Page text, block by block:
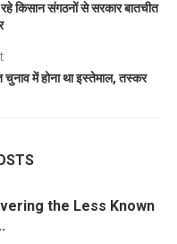
किसान संगठनों से सरकार बातचीत
में होना था इस्तेमाल, तस्कर
the Less Known